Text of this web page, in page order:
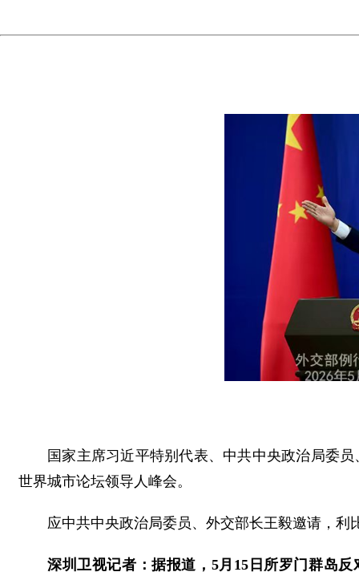
国家主席习近平特别代表、中共中央政治局委
世界城市论坛领导人峰会。
应中共中央政治局委员、外交部长王毅邀请，利
深圳卫视记者：据报道，5月15日所罗门群岛